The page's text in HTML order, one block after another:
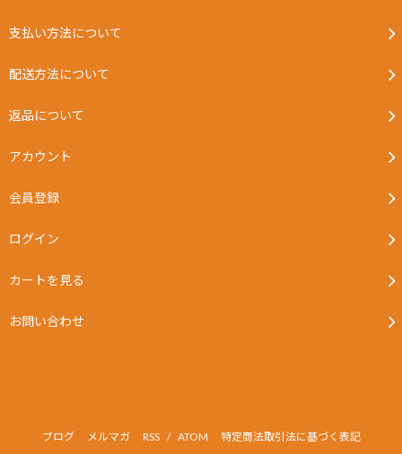
支払い方法について
配送方法について
返品について
アカウント
会員登録
ログイン
カートを見る
お問い合わせ
ブログ メルマガ RSS / ATOM 特定商法取引法に基づく表記